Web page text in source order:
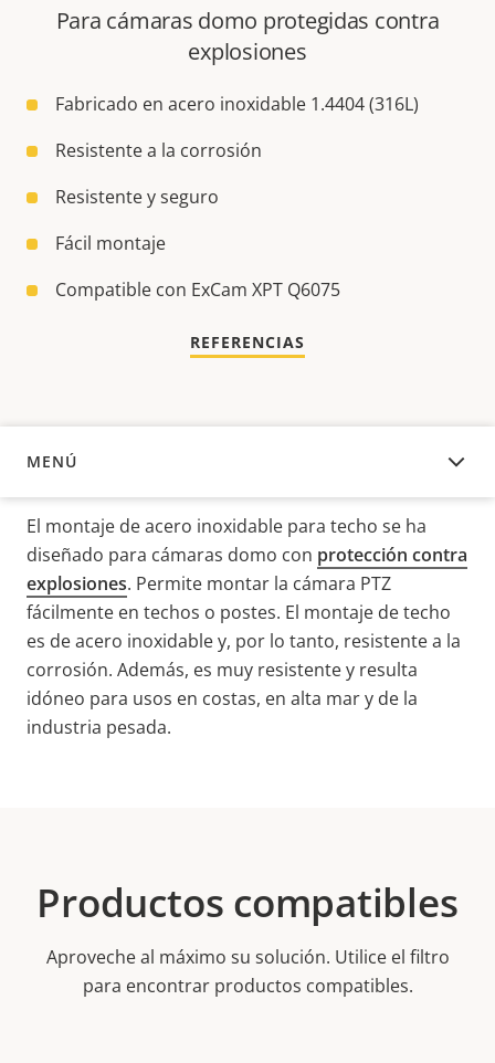
Para cámaras domo protegidas contra
explosiones
Fabricado en acero inoxidable 1.4404 (316L)
Resistente a la corrosión
Resistente y seguro
Fácil montaje
Compatible con ExCam XPT Q6075
REFERENCIAS
MENÚ
DESCRIPCIÓN
El montaje de acero inoxidable para techo se ha
diseñado para cámaras domo con protección contra
explosiones. Permite montar la cámara PTZ
fácilmente en techos o postes. El montaje de techo
es de acero inoxidable y, por lo tanto, resistente a la
corrosión. Además, es muy resistente y resulta
idóneo para usos en costas, en alta mar y de la
industria pesada.
Productos compatibles
Aproveche al máximo su solución. Utilice el filtro
para encontrar productos compatibles.